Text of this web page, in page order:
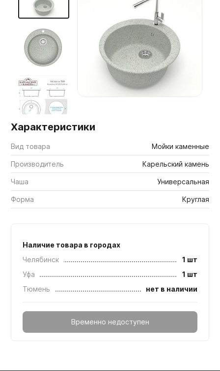
Мебельные образцы, каталоги
Характеристики
Вид товара Мойки каменные
Производитель Карельский камень
Чаша Универсальная
Форма Круглая
Наличие товара в городах
Челябинск
1 шт
Уфа
1 шт
Тюмень
нет в наличии
Временно недоступен